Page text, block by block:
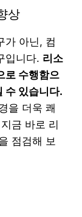
상
가 아닌, 컴
입니다. 리소
로 수행함으
수 있습니다.
을 더욱 쾌
금 바로 리
점검해 보